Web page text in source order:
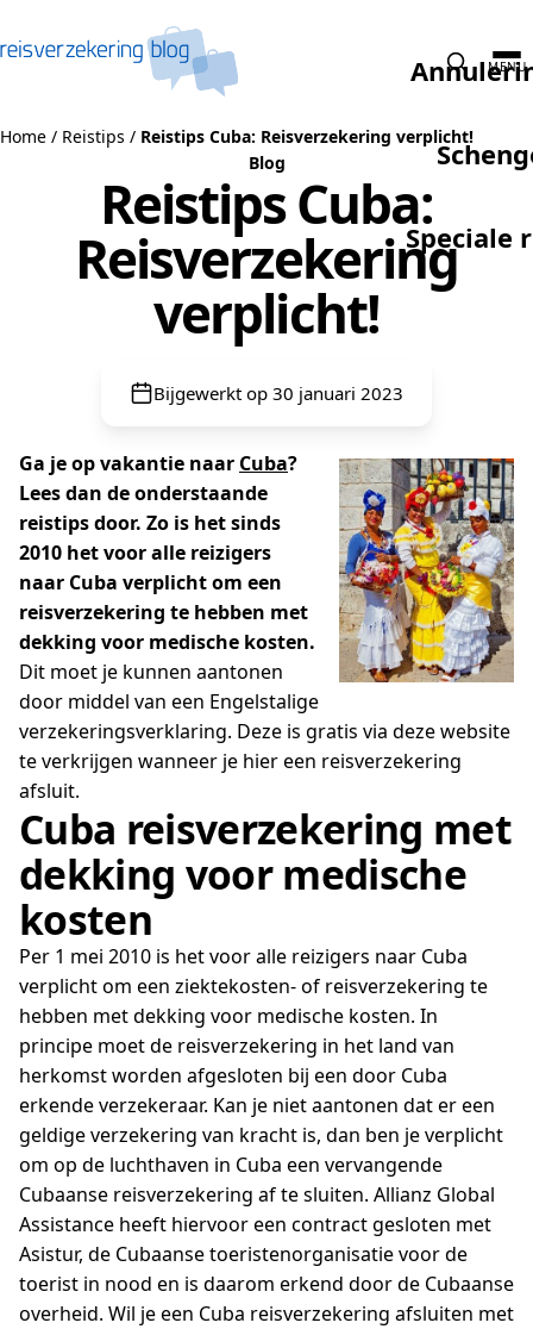
Speciale
MENU
Home / Reistips / Reistips Cuba: Reisverzekering verplicht!
Blog
Reistips Cuba:
Reisverzekering
verplicht!
Bijgewerkt op 30 januari 2023
Ga je op vakantie naar Cuba?
Lees dan de onderstaande
reistips door. Zo is het sinds
2010 het voor alle reizigers
naar Cuba verplicht om een
reisverzekering te hebben met
dekking voor medische kosten.
Dit moet je kunnen aantonen
door middel van een Engelstalige
verzekeringsverklaring. Deze is gratis via deze website
te verkrijgen wanneer je hier een reisverzekering
afsluit.
Cuba reisverzekering met
dekking voor medische
kosten
Per 1 mei 2010 is het voor alle reizigers naar Cuba
verplicht om een ziektekosten- of reisverzekering te
hebben met dekking voor medische kosten. In
principe moet de reisverzekering in het land van
herkomst worden afgesloten bij een door Cuba
erkende verzekeraar. Kan je niet aantonen dat er een
geldige verzekering van kracht is, dan ben je verplicht
om op de luchthaven in Cuba een vervangende
Cubaanse reisverzekering af te sluiten. Allianz Global
Assistance heeft hiervoor een contract gesloten met
Asistur, de Cubaanse toeristenorganisatie voor de
toerist in nood en is daarom erkend door de Cubaanse
overheid. Wil je een Cuba reisverzekering afsluiten met